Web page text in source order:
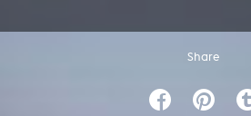
Share